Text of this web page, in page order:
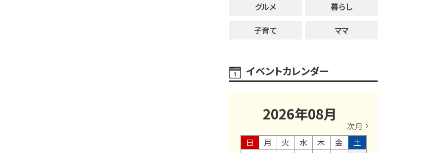
グルメ
暮らし
子育て
ママ
イベントカレンダー
2026年08月
次月
日
月 火 水 木 金 土